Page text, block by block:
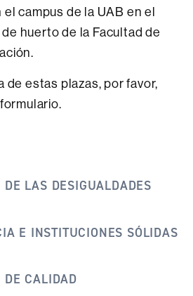
campus de la UAB en el
huerto de la Facultad de
de estas plazas, por favor,
DE LAS DESIGUALDADES
E INSTITUCIONES SÓLIDAS
DE CALIDAD